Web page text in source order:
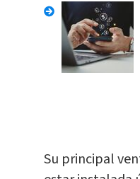
Su principal